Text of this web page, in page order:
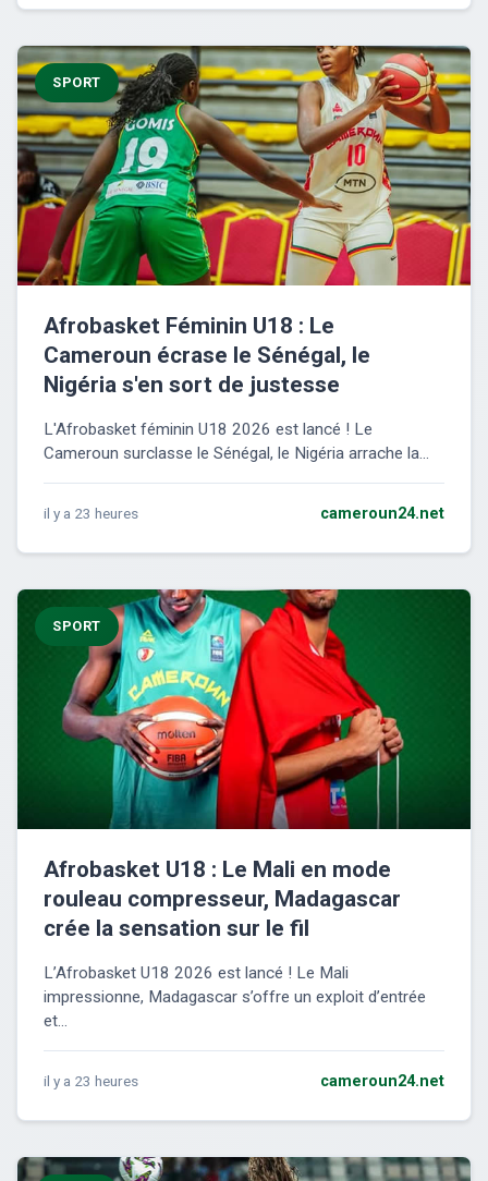
SPORT
Afrobasket Féminin U18 : Le
Cameroun écrase le Sénégal, le
Nigéria s'en sort de justesse
L'Afrobasket féminin U18 2026 est lancé ! Le
Cameroun surclasse le Sénégal, le Nigéria arrache la...
il y a 23 heures cameroun24.net
SPORT
Afrobasket U18 : Le Mali en mode
rouleau compresseur, Madagascar
crée la sensation sur le fil
L’Afrobasket U18 2026 est lancé ! Le Mali
impressionne, Madagascar s’offre un exploit d’entrée
et...
il y a 23 heures cameroun24.net